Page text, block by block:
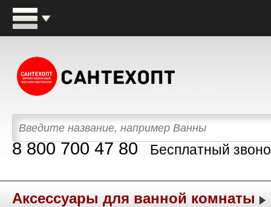
8 800 700 47 80 Бесплатный
Аксессуары для ванной комнаты